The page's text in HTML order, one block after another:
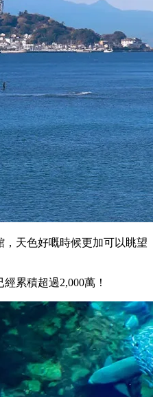
天色好嘅時候更加可以眺望
累積超過2,000萬！